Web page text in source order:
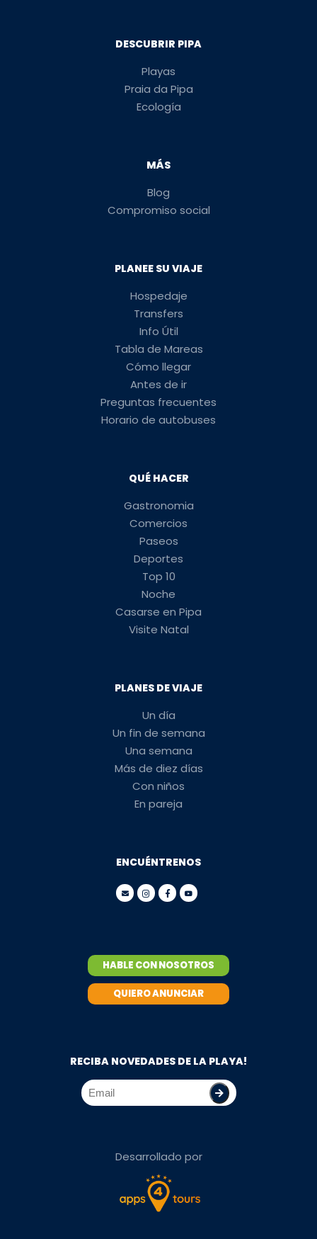
DESCUBRIR PIPA
Playas
Praia da Pipa
Ecología
MÁS
Blog
Compromiso social
PLANEE SU VIAJE
Hospedaje
Transfers
Info Útil
Tabla de Mareas
Cómo llegar
Antes de ir
Preguntas frecuentes
Horario de autobuses
QUÉ HACER
Gastronomia
Comercios
Paseos
Deportes
Top 10
Noche
Casarse en Pipa
Visite Natal
PLANES DE VIAJE
Un día
Un fin de semana
Una semana
Más de diez días
Con niños
En pareja
ENCUÉNTRENOS
HABLE CON NOSOTROS
QUIERO ANUNCIAR
RECIBA NOVEDADES DE LA PLAYA!
Desarrollado por